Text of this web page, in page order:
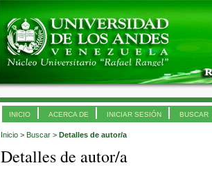
INICIO ACERCA DE INICIAR SESIÓN BUSCAR
Inicio > Buscar > Detalles de autor/a
Detalles de autor/a